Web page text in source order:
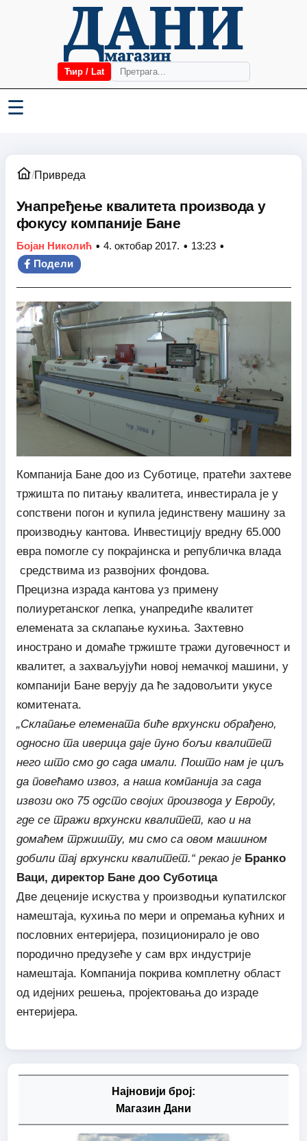
Ћир / Lat
☰
/Привреда
Унапређење квалитета производа у
фокусу компаније Бане
Бојан Николић • 4. октобар 2017. • 13:23 •
Подели
Компанија Бане доо из Суботице, пратећи захтеве
тржишта по питању квалитета, инвестирала је у
сопствени погон и купила јединствену машину за
производњу кантова. Инвестицију вредну 65.000
евра помогле су покрајинска и републичка влада
средствима из развојних фондова.
Прецизна израда кантова уз примену
полиуретанског лепка, унапредиће квалитет
елемената за склапање кухиња. Захтевно
инострано и домаће тржиште тражи дуговечност и
квалитет, а захваљујући новој немачкој машини, у
компанији Бане верују да ће задовољити укусе
комитената.
„Склапање елемената биће врхунски обрађено,
односно та иверица даје пуно бољи квалитет
него што смо до сада имали. Пошто нам је циљ
да повећамо извоз, а наша компанија за сада
извози око 75 одсто својих производа у Европу,
где се тражи врхунски квалитет, као и на
домаћем тржишту, ми смо са овом машином
добили тај врхунски квалитет.“ рекао је Бранко
Ваци, директор Бане доо Суботица
Две деценије искуства у производњи купатилског
намештаја, кухиња по мери и опремања кућних и
пословних ентеријера, позиционирало је ово
породично предузеће у сам врх индустрије
намештаја. Компанија покрива комплетну област
од идејних решења, пројектовања до израде
ентеријера.
Најновији број:
Магазин Дани